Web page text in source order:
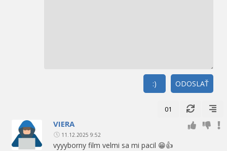
ODOSLAŤ
:)
01
VIERA
11.12.2025 9:52
vyyyborny film velmi sa mi pacil 😁👍